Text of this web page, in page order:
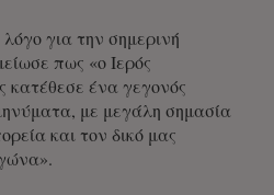
για την σημερινή
πως «ο Ιερός
κατέθεσε ένα γεγονός
με μεγάλη σημασία
και τον δικό μας